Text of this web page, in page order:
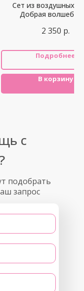
Сет из воздушных
Добрая
2 350 р.
Подробнее
В корзину
подобрать
запрос
с